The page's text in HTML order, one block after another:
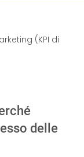
(KPI di
delle